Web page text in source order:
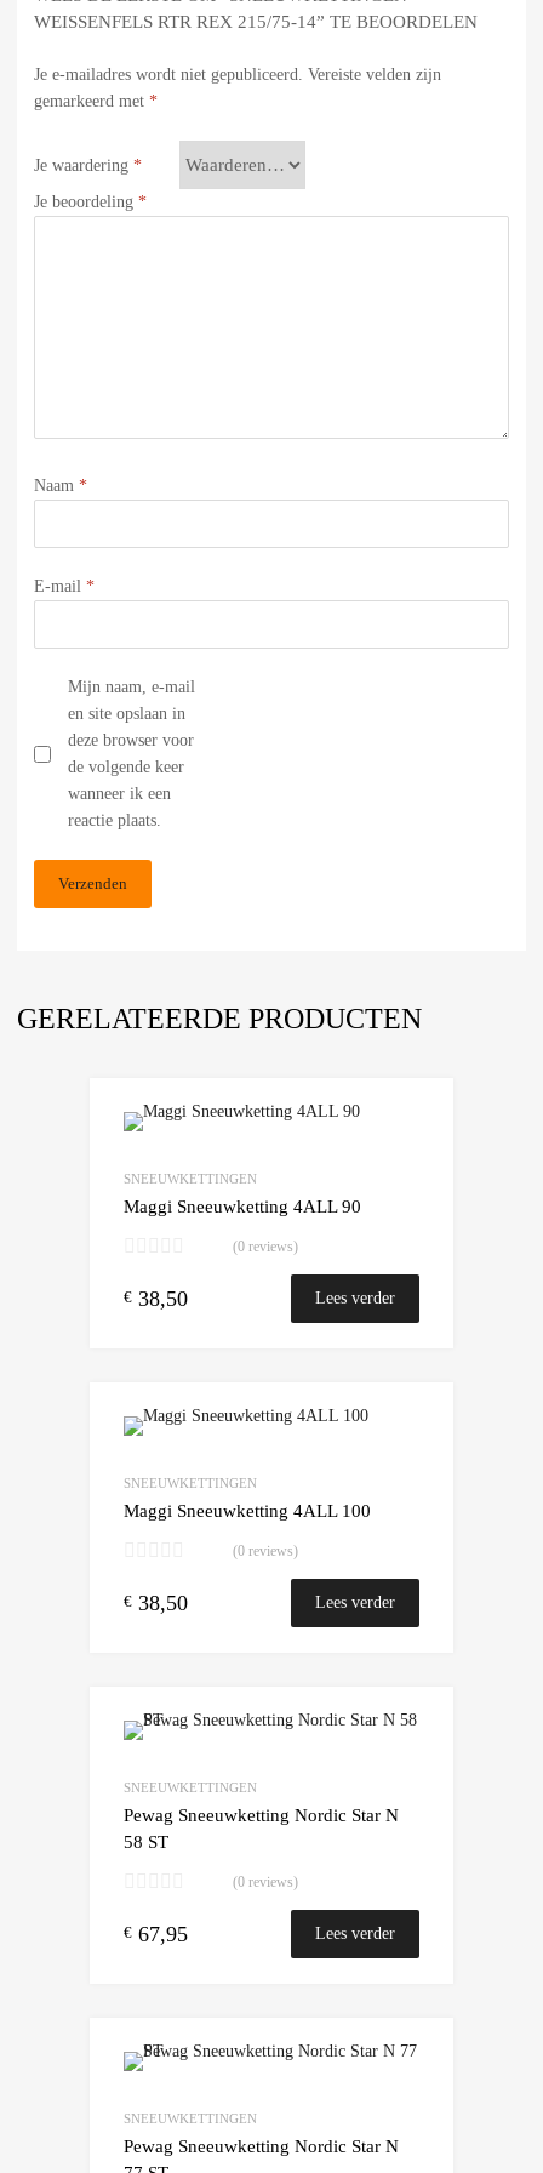
WEISSENFELS RTR REX 215/75-14” TE BEOORDELEN
Je e-mailadres wordt niet gepubliceerd. Vereiste velden zijn
gemarkeerd met *
Je waardering *
Je beoordeling *
Naam *
E-mail *
Mijn naam, e-mail
en site opslaan in
deze browser voor
de volgende keer
wanneer ik een
reactie plaats.
GERELATEERDE PRODUCTEN
SNEEUWKETTINGEN
Maggi Sneeuwketting 4ALL 90
(0 reviews)
€ 38,50 Lees verder
SNEEUWKETTINGEN
Maggi Sneeuwketting 4ALL 100
(0 reviews)
€ 38,50 Lees verder
SNEEUWKETTINGEN
Pewag Sneeuwketting Nordic Star N
58 ST
(0 reviews)
€ 67,95 Lees verder
SNEEUWKETTINGEN
Pewag Sneeuwketting Nordic Star N